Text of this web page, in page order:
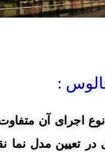
:
اجرای آن
تعیین مدل نما